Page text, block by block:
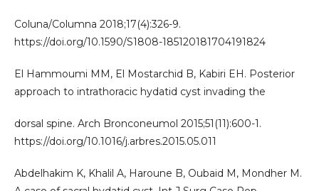
Coluna/Columna 2018;17(4):326-9.
https://doi.org/10.1590/S1808-185120181704191824
El Hammoumi MM, El Mostarchid B, Kabiri EH. Posterior
approach to intrathoracic hydatid cyst invading the
dorsal spine. Arch Bronconeumol 2015;51(11):600-1.
https://doi.org/10.1016/j.arbres.2015.05.011
Abdelhakim K, Khalil A, Haroune B, Oubaid M, Mondher M.